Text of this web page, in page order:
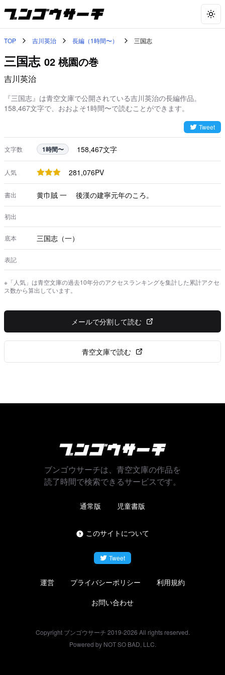
TOP 吉川英治 長編（1時間〜） 三国志
三国志 02 桃園の巻
吉川英治
『三国志』は青空文庫で公開されている吉川英治の長編作品。
158,467文字で、おおよそ1時間〜で読むことができます。
Tweet
文字数 1時間〜 158,467文字
人気 281,076PV
書出 黄巾賊 一 後漢の建寧元年のころ。
初出
底本 三国志（一）
表記
※「人気」は青空文庫の過去10年分のアクセスランキングを集計した累計アクセ
ス数から算出しています。
メールで分割して読む
青空文庫で読む
ブンゴウサーチは、青空文庫の作品を
読了時間で検索できるサービスです。
通常版 児童書版
このサイトについて
Tweet
運営 プライバシーポリシー
利用規約
お問い合わせ
Copyright ブンゴウサーチ 2019-2026 All rights reserved.
Powered by NOT SO BAD, LLC.